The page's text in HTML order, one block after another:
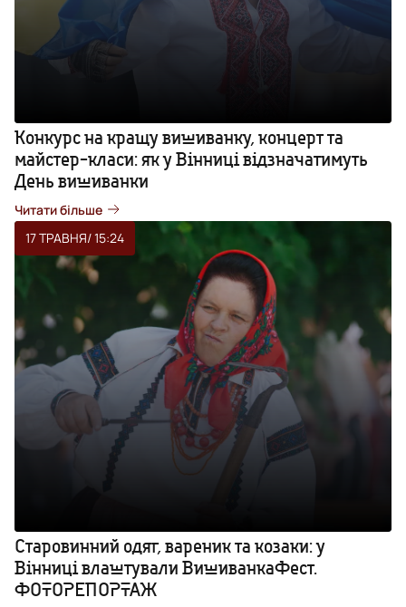
Конкурс на кращу вишиванку, концерт та
майстер-класи: як у Вінниці відзначатимуть
День вишиванки
Читати більше
17 ТРАВНЯ/ 15:24
Старовинний одяг, вареник та козаки: у
Вінниці влаштували ВишиванкаФест.
ФОТОРЕПОРТАЖ